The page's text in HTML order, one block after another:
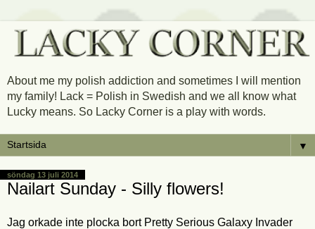
About me my polish addiction and sometimes I will mention
my family! Lack = Polish in Swedish and we all know what
Lucky means. So Lacky Corner is a play with words.
▼
söndag 13 juli 2014
Nailart Sunday - Silly flowers!
Jag orkade inte plocka bort Pretty Serious Galaxy Invader